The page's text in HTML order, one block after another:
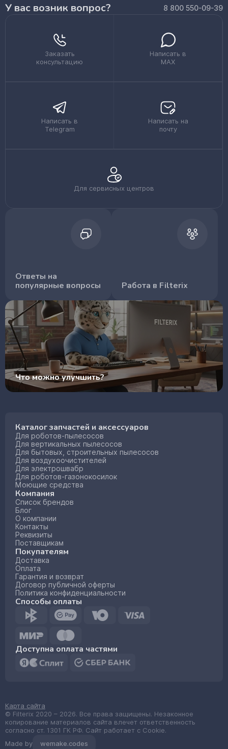
У вас возник вопрос? 8 800 550-09-39
Заказать
консультацию
Написать в
MAX
Написать в
Telegram
Написать на
почту
Для сервисных центров
Ответы на
популярные вопросы
Работа в Filterix
Что можно улучшить?
Каталог запчастей и аксессуаров
Для роботов-пылесосов
Для вертикальных пылесосов
Для бытовых, строительных пылесосов
Для воздухоочистителей
Для электрошвабр
Для роботов-газонокосилок
Моющие средства
Компания
Список брендов
Блог
О компании
Контакты
Реквизиты
Поставщикам
Покупателям
Доставка
Оплата
Гарантия и возврат
Договор публичной оферты
Политика конфиденциальности
Способы оплаты
Доступна оплата частями
© Filterix 2020 – 2026. Все права защищены. Незаконное
копирование материалов сайта влечет ответственность
согласно ст. 1301 ГК РФ. Сайт работает с Cookie.
Карта сайта
Made by wemake.codes